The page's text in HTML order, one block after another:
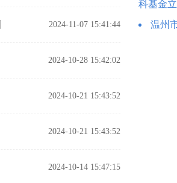
2024-11-07 15:41:44
2024-10-28 15:42:02
2024-10-21 15:43:52
2024-10-21 15:43:52
2024-10-14 15:47:15
科基金
温州